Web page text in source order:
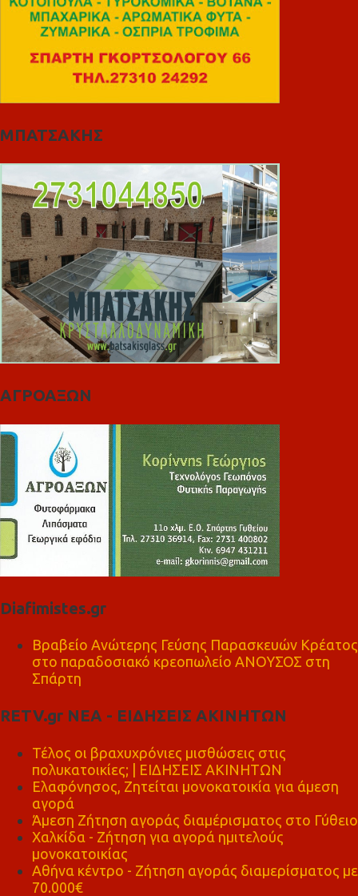
ΜΠΑΤΣΑΚΗΣ
ΑΓΡΟΑΞΩΝ
Diafimistes.gr
Βραβείο Ανώτερης Γεύσης Παρασκευών Κρέατος
στο παραδοσιακό κρεοπωλείο ΑΝΟΥΣΟΣ στη
Σπάρτη
RETV.gr ΝΕΑ - ΕΙΔΗΣΕΙΣ ΑΚΙΝΗΤΩΝ
Τέλος οι βραχυχρόνιες μισθώσεις στις
πολυκατοικίες; | ΕΙΔΗΣΕΙΣ ΑΚΙΝΗΤΩΝ
Ελαφόνησος, Ζητείται μονοκατοικία για άμεση
αγορά
Άμεση Ζήτηση αγοράς διαμέρισματος στο Γύθειο
Χαλκίδα - Ζήτηση για αγορά ημιτελούς
μονοκατοικίας
Αθήνα κέντρο - Ζήτηση αγοράς διαμερίσματος με
70.000€